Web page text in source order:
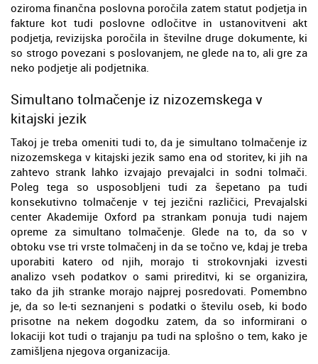
oziroma finančna poslovna poročila zatem statut podjetja in
fakture kot tudi poslovne odločitve in ustanovitveni akt
podjetja, revizijska poročila in številne druge dokumente, ki
so strogo povezani s poslovanjem, ne glede na to, ali gre za
neko podjetje ali podjetnika.
Simultano tolmačenje iz nizozemskega v
kitajski jezik
Takoj je treba omeniti tudi to, da je simultano tolmačenje iz
nizozemskega v kitajski jezik samo ena od storitev, ki jih na
zahtevo strank lahko izvajajo prevajalci in sodni tolmači.
Poleg tega so usposobljeni tudi za šepetano pa tudi
konsekutivno tolmačenje v tej jezični različici, Prevajalski
center Akademije Oxford pa strankam ponuja tudi najem
opreme za simultano tolmačenje. Glede na to, da so v
obtoku vse tri vrste tolmačenj in da se točno ve, kdaj je treba
uporabiti katero od njih, morajo ti strokovnjaki izvesti
analizo vseh podatkov o sami prireditvi, ki se organizira,
tako da jih stranke morajo najprej posredovati. Pomembno
je, da so le-ti seznanjeni s podatki o številu oseb, ki bodo
prisotne na nekem dogodku zatem, da so informirani o
lokaciji kot tudi o trajanju pa tudi na splošno o tem, kako je
zamišljena njegova organizacija.